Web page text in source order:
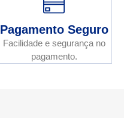
Pagamento Seguro
Facilidade e segurança no
pagamento.